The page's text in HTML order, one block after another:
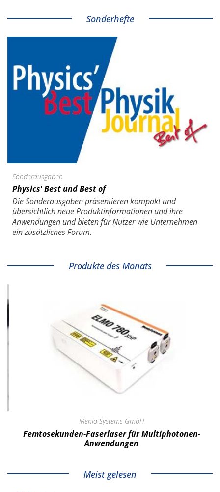
Sonderhefte
Sonderausgaben
Physics' Best und Best of
Die Sonder­ausgaben präsentieren kompakt und
übersichtlich neue Produkt­informationen und ihre
Anwendungen und bieten für Nutzer wie Unternehmen
ein zusätzliches Forum.
Produkte des Monats
Menlo Systems GmbH
Femtosekunden-Faserlaser für Multiphotonen-
Anwendungen
Meist gelesen